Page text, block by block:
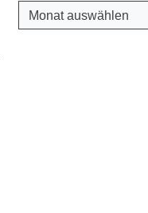
Archiv
Monat auswählen